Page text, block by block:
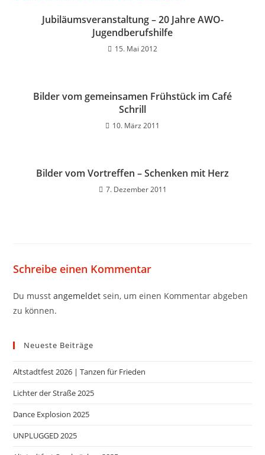
Jubiläumsveranstaltung – 20 Jahre AWO-
Jugendberufshilfe
15. Mai 2012
Bilder vom gemeinsamen Frühstück im Café
Schrill
10. März 2011
Bilder vom Vortreffen – Schenken mit Herz
7. Dezember 2011
Schreibe einen Kommentar
Du musstangemeldet sein, um einen Kommentar abgeben
zu können.
Neueste Beiträge
Altstadtfest 2026 | Tanzen für Frieden
Lichter der Straße 2025
Dance Explosion 2025
UNPLUGGED 2025